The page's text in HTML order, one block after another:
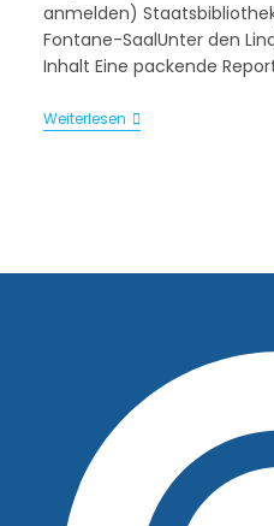
anmelden)
Fontane-SaalUnter den
Inhalt Eine packende
Weiterlesen